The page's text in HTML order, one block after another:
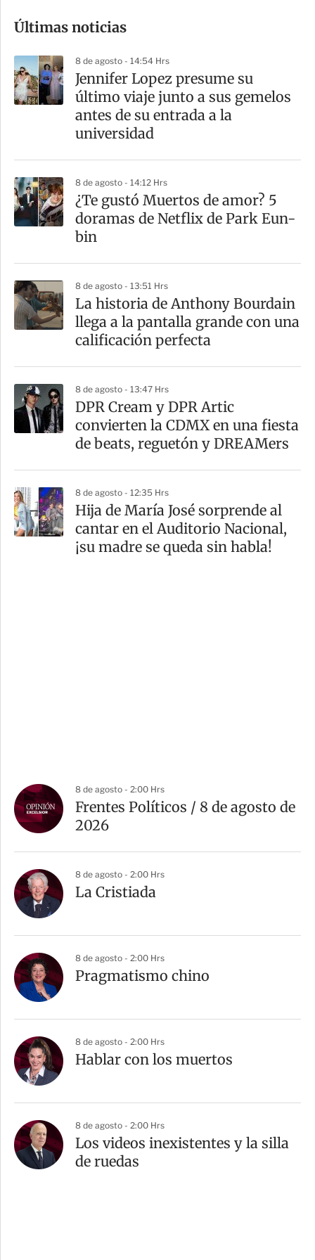
m
a
r
t
Últimas noticias
8 de agosto - 14:54 Hrs
Jennifer Lopez presume su
último viaje junto a sus gemelos
antes de su entrada a la
universidad
8 de agosto - 14:12 Hrs
¿Te gustó Muertos de amor? 5
doramas de Netflix de Park Eun-
bin
8 de agosto - 13:51 Hrs
La historia de Anthony Bourdain
llega a la pantalla grande con una
calificación perfecta
8 de agosto - 13:47 Hrs
DPR Cream y DPR Artic
convierten la CDMX en una fiesta
de beats, reguetón y DREAMers
8 de agosto - 12:35 Hrs
Hija de María José sorprende al
cantar en el Auditorio Nacional,
¡su madre se queda sin habla!
8 de agosto - 2:00 Hrs
Frentes Políticos / 8 de agosto de
2026
8 de agosto - 2:00 Hrs
La Cristiada
8 de agosto - 2:00 Hrs
Pragmatismo chino
8 de agosto - 2:00 Hrs
Hablar con los muertos
8 de agosto - 2:00 Hrs
Los videos inexistentes y la silla
de ruedas